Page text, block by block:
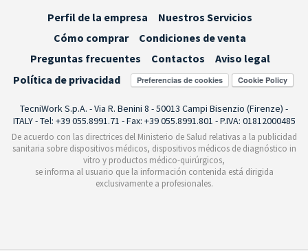
Perfil de la empresa
Nuestros Servicios
Cómo comprar
Condiciones de venta
Preguntas frecuentes
Contactos
Aviso legal
Política de privacidad
Preferencias de cookies
TecniWork S.p.A. - Via R. Benini 8 - 50013 Campi Bisenzio (Firenze) -
ITALY - Tel: +39 055.8991.71 - Fax: +39 055.8991.801 - P.IVA: 01812000485
De acuerdo con las directrices del Ministerio de Salud relativas a la publicidad
sanitaria sobre dispositivos médicos, dispositivos médicos de diagnóstico in
vitro y productos médico-quirúrgicos,
se informa al usuario que la información contenida está dirigida
exclusivamente a profesionales.